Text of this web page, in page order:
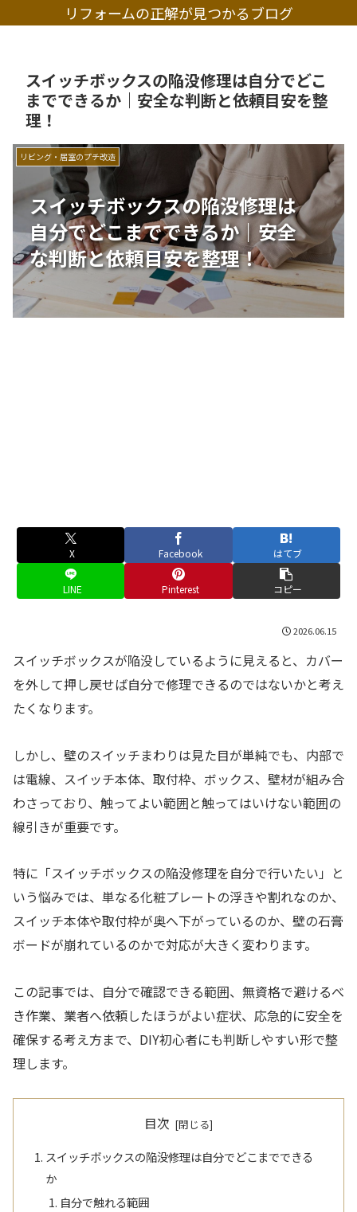
リフォームの正解が見つかるブログ
スイッチボックスの陥没修理は自分でどこ
までできるか｜安全な判断と依頼目安を整
理！
スイッチボックスの陥没修理は
自分でどこまでできるか｜安全
な判断と依頼目安を整理！
リビング・居室のプチ改造
X Facebook はてブ
LINE Pinterest コピー
2026.06.15
スイッチボックスが陥没しているように見えると、カバー
を外して押し戻せば自分で修理できるのではないかと考え
たくなります。
しかし、壁のスイッチまわりは見た目が単純でも、内部で
は電線、スイッチ本体、取付枠、ボックス、壁材が組み合
わさっており、触ってよい範囲と触ってはいけない範囲の
線引きが重要です。
特に「スイッチボックスの陥没修理を自分で行いたい」と
いう悩みでは、単なる化粧プレートの浮きや割れなのか、
スイッチ本体や取付枠が奥へ下がっているのか、壁の石膏
ボードが崩れているのかで対応が大きく変わります。
この記事では、自分で確認できる範囲、無資格で避けるべ
き作業、業者へ依頼したほうがよい症状、応急的に安全を
確保する考え方まで、DIY初心者にも判断しやすい形で整
理します。
目次
スイッチボックスの陥没修理は自分でどこまでできる
か
自分で触れる範囲